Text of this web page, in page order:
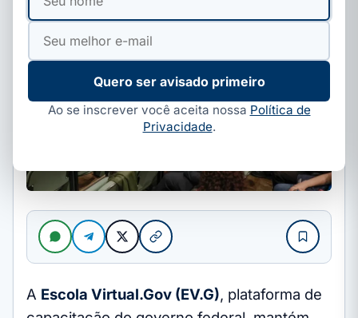
A Escola Virtual.Gov (EV.G), plataforma de
nome
mail
Quero ser avisado primeiro
Ao se inscrever você aceita nossa Política de
Privacidade.